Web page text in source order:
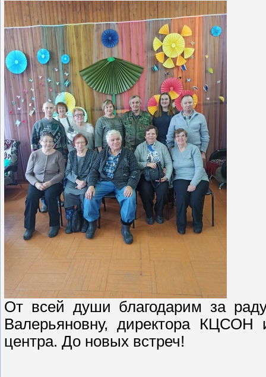
От всей души благодарим за
Валерьяновну, директора
центра. До новых встреч!